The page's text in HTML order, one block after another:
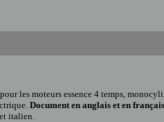
les moteurs essence 4 temps,
Document en anglais et en français
italien.